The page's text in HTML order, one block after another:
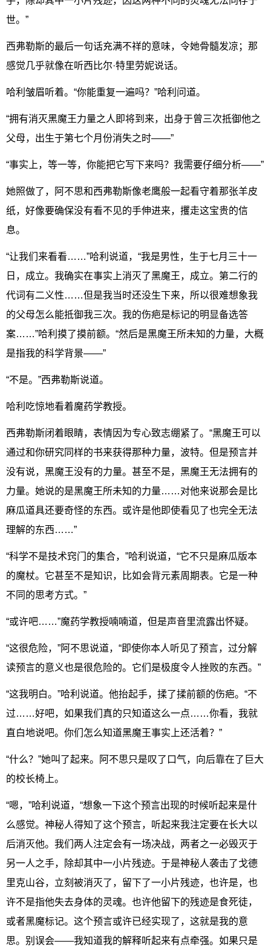
世。”
西弗勒斯的最后一句话充满不祥的意味，令她骨髓发凉；那
感觉几乎就像在听西比尔·特里劳妮说话。
哈利皱眉听着。“你能重复一遍吗？”哈利问道。
“拥有消灭黑魔王力量之人即将到来，出身于曾三次抵御他之
父母，出生于第七个月份消失之时——”
“事实上，等一等，你能把它写下来吗？我需要仔细分析——”
她照做了，阿不思和西弗勒斯像老鹰般一起看守着那张羊皮
纸，好像要确保没有看不见的手伸进来，攫走这宝贵的信
息。
“让我们来看看……”哈利说道，“我是男性，生于七月三十一
日，成立。我确实在事实上消灭了黑魔王，成立。第二行的
代词有二义性……但是我当时还没生下来，所以很难想象我
的父母怎么能抵御我三次。我的伤疤是标记的明显备选答
案……”哈利摸了摸前额。“然后是黑魔王所未知的力量，大概
是指我的科学背景——”
“不是。”西弗勒斯说道。
哈利吃惊地看着魔药学教授。
西弗勒斯闭着眼睛，表情因为专心致志绷紧了。“黑魔王可以
通过和你研究同样的书来获得那种力量，波特。但是预言并
没有说，黑魔王没有的力量。甚至不是，黑魔王无法拥有的
力量。她说的是黑魔王所未知的力量……对他来说那会是比
麻瓜道具还要奇怪的东西。或许是他即使看见了也完全无法
理解的东西……”
“科学不是技术窍门的集合，”哈利说道，“它不只是麻瓜版本
的魔杖。它甚至不是知识，比如会背元素周期表。它是一种
不同的思考方式。”
“或许吧……”魔药学教授喃喃道，但是声音里流露出怀疑。
“这很危险，”阿不思说道，“即使你本人听见了预言，过分解
读预言的意义也是很危险的。它们是极度令人挫败的东西。”
“这我明白。”哈利说道。他抬起手，揉了揉前额的伤疤。“不
过……好吧，如果我们真的只知道这么一点……你看，我就
直白地说吧。你们怎么知道黑魔王事实上还活着？”
“什么？”她叫了起来。阿不思只是叹了口气，向后靠在了巨大
的校长椅上。
“嗯，”哈利说道，“想象一下这个预言出现的时候听起来是什
么感觉。神秘人得知了这个预言，听起来我注定要在长大以
后消灭他。我们两人注定会有一场决战，两者之一必毁灭于
另一人之手，除却其中一小片残迹。于是神秘人袭击了戈德
里克山谷，立刻被消灭了，留下了一小片残迹，也许是，也
许不是指他失去身体的灵魂。也许他留下的残迹是食死徒，
或者黑魔标记。这个预言或许已经实现了，这就是我的意
思。别误会——我知道我的解释听起来有点牵强。如果只是